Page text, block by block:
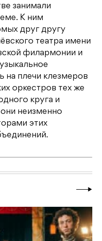
занимали
К ним
друг другу
театра имени
филармонии и
плечи клезмеров
оркестров тех же
круга и
неизменно
этих